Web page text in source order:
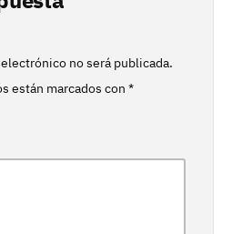
no será publicada.
están marcados con *